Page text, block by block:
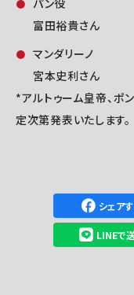
パン役
富田裕貴さん
マンダリーノ
宮本史利さん
*アルトゥーム皇帝、ポ
定次第発表いたします。
シェア
LINEで